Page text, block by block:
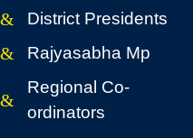
District Presidents
Rajyasabha Mp
Regional Co-
ordinators